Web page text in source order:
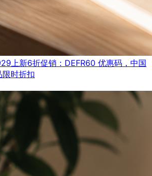
上新6折促销：DEFR60 优惠码，中国
时折扣